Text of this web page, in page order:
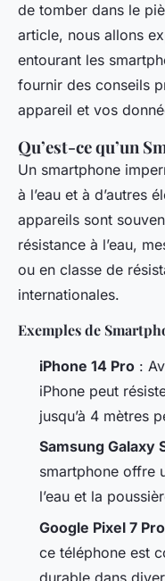
de tomber dans le
article, nous allons
entourant les
fournir des conseils
appareil et vos
Qu’est-ce qu’un
Un smartphone
à l’eau et à d’autres
appareils sont
résistance à l’eau,
ou en classe de
internationales.
Exemples de
iPhone 14 Pro :
iPhone peut
jusqu’à 4 mètres
Samsung Galaxy
smartphone offre
l’eau et la
Google Pixel 7 Pro
ce téléphone est
durable dans